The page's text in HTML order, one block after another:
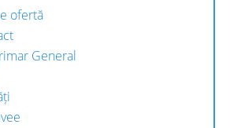
ofertă
General